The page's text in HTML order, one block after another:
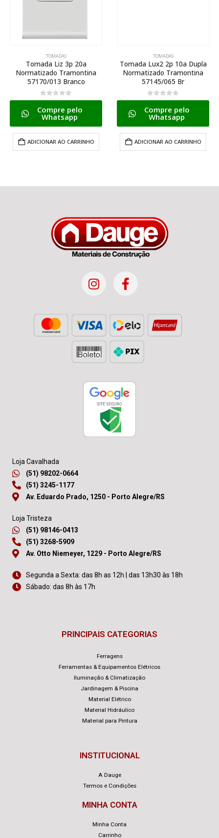
TOMADAS
Tomada Liz 3p 20a
Normatizado Tramontina
57170/013 Branco
0de 5
Compre pelo
Whatsapp
ADICIONAR AO CARRINHO
TOMADAS
Tomada Lux2 2p 10a Dupla
Normatizado Tramontina
57145/065 Br
0de 5
Compre pelo
Whatsapp
ADICIONAR AO CARRINHO
Loja Cavalhada
(51) 98202-0664
(51) 3245-1177
Av. Eduardo Prado, 1250 - Porto Alegre/RS
Loja Tristeza
(51) 98146-0413
(51) 3268-5909
Av. Otto Niemeyer, 1229 - Porto Alegre/RS
Segunda a Sexta: das 8h as 12h | das 13h30 às 18h
Sábado: das 8h às 17h
PRINCIPAIS CATEGORIAS
Ferragens
Ferramentas & Equipamentos Elétricos
Iluminação & Climatização
Jardinagem & Piscina
Material Elétrico
Material Hidráulico
Material para Pintura
INSTITUCIONAL
A Dauge
Termos e Condições
MINHA CONTA
Minha Conta
Carrinho